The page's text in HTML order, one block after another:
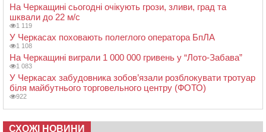
На Черкащині сьогодні очікують грози, зливи, град та
шквали до 22 м/с
1 119
У Черкасах поховають полеглого оператора БпЛА
1 108
На Черкащині виграли 1 000 000 гривень у “Лото-Забава”
1 083
У Черкасах забудовника зобов’язали розблокувати тротуар
біля майбутнього торговельного центру (ФОТО)
922
СХОЖІ НОВИНИ